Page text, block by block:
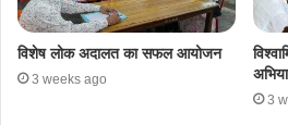
विशेष लोक अदालत का सफल आयोजन
3 weeks ago
3